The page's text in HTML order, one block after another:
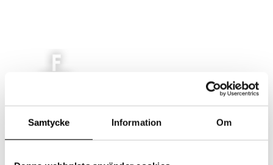
Samtycke Information Om
AKTUELLT
LOKAL